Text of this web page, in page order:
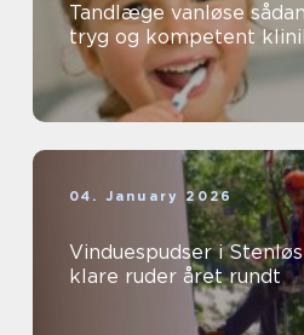
Tandlæge vanløse sådan finder du en
tryg og kompetent
04. January 2026
Vinduespudser i
klare ruder året rundt